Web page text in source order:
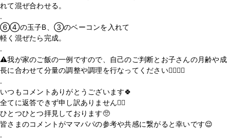
れて混ぜ合わせる。
.
⑥④の玉子B、③のベーコンを入れて
軽く混ぜたら完成。
.
⚠️我が家のご飯の一例ですので、自己のご判断とお子さんの月齢や成
長に合わせて分量の調整や調理を行なってください🙇‍♂️🙇‍♀️
.
いつもコメントありがとうございます🍀
全てに返答できず申し訳ありません🙇‍♂️
ひとつひとつ拝見しております🥺
皆さまのコメントがママパパの参考や共感に繋がると幸いです😌